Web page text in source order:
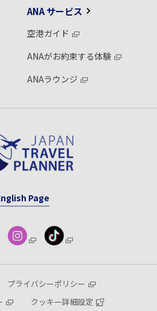
ANA サービス
空港ガイド
ANAがお約束する体験
ANAラウンジ
Page
プライバシーポリシー
クッキー詳細設定